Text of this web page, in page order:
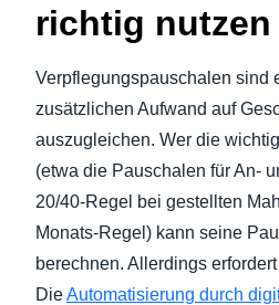
richtig nutzen
Verpflegungspauschalen sind
zusätzlichen Aufwand auf
auszugleichen. Wer die
(etwa die Pauschalen für An-
20/40-Regel bei gestellten
Monats-Regel) kann seine
berechnen. Allerdings
DieAutomatisierung durch